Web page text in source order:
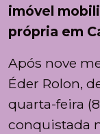
imóvel
própria em
Após nove
Éder Rolon,
quarta-feira
conquistada